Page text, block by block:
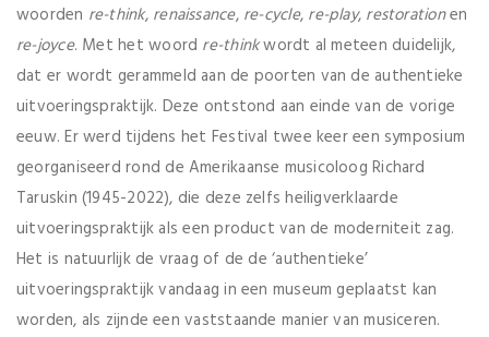
woorden re-think, renaissance, re-cycle, re-play, restorationen
re-joyce. Met het woord re-thinkwordt al meteen duidelijk,
dat er wordt gerammeld aan de poorten van de authentieke
uitvoeringspraktijk. Deze ontstond aan einde van de vorige
eeuw. Er werd tijdens het Festival twee keer een symposium
georganiseerd rond de Amerikaanse musicoloog Richard
Taruskin (1945-2022), die deze zelfs heiligverklaarde
uitvoeringspraktijk als een product van de moderniteit zag.
Het is natuurlijk de vraag of de de ‘authentieke’
uitvoeringspraktijk vandaag in een museum geplaatst kan
worden, als zijnde een vaststaande manier van musiceren.